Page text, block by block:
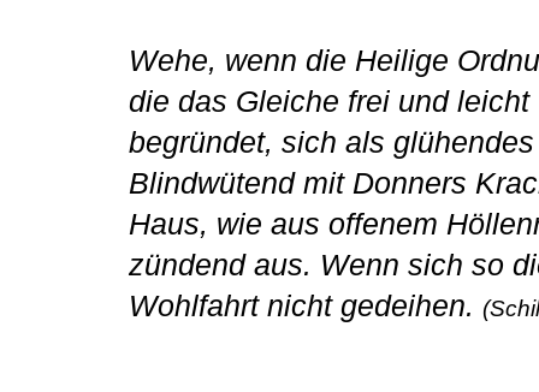
Wehe, wenn die Heilige
die das Gleiche frei und
begründet, sich als
Blindwütend mit Donners
Haus, wie aus offenem
zündend aus. Wenn sich so
Wohlfahrt nicht gedeihen.